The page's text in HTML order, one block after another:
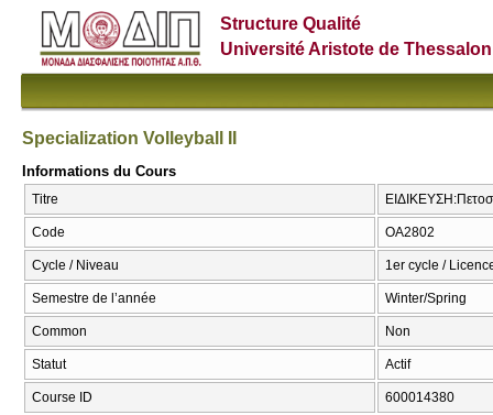
Structure Qualité
Université Aristote de
Specialization Volleyball IΙ
Informations du Cours
Titre
Code ΟΑ2802
Cycle / Niveau 1er cycle /
Semestre de l’année Winter/Spring
Common Non
Statut Actif
Course ID 600014380